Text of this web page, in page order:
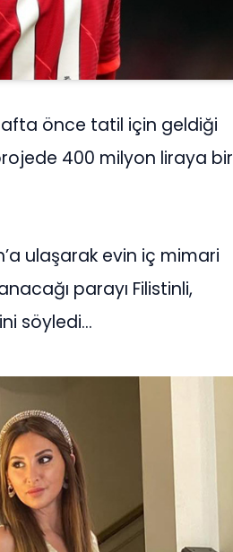
önce tatil için geldiği
400 milyon liraya bir
ulaşarak evin iç mimari
parayı Filistinli,
söyledi…